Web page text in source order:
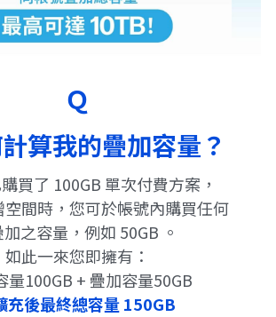
Ｑ
算我的疊加容量？
買了 100GB 單次付費方案，
間時，您可於帳號內購買任何
之容量，例如 50GB 。
如此一來您即擁有：
量100GB + 疊加容量50GB
充後最終總容量 150GB